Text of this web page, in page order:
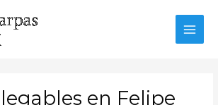
en Felipe